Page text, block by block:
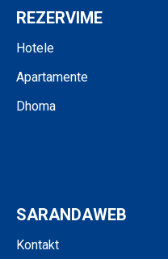
REZERVIME
Hotele
Apartamente
Dhoma
SARANDAWEB
Kontakt